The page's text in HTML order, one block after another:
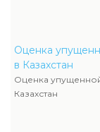
Оценка
в Казахстан
Оценка
Казахстан